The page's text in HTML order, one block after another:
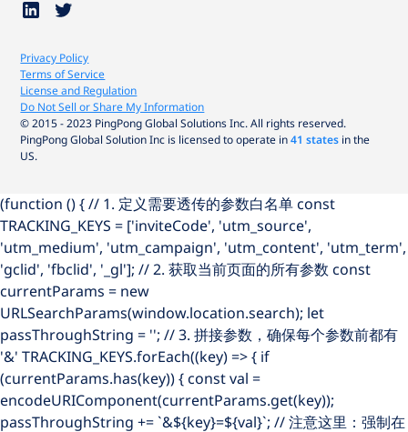
Privacy Policy
Terms of Service
License and Regulation
Do Not Sell or Share My Information
© 2015 - 2023 PingPong Global Solutions Inc. All rights reserved.
PingPong Global Solution Inc is licensed to operate in41 states in the
US.
(function () { // 1. 定义需要透传的参数白名单 const
TRACKING_KEYS = ['inviteCode', 'utm_source',
'utm_medium', 'utm_campaign', 'utm_content', 'utm_term',
'gclid', 'fbclid', '_gl']; // 2. 获取当前页面的所有参数 const
currentParams = new
URLSearchParams(window.location.search); let
passThroughString = ''; // 3. 拼接参数，确保每个参数前都有
'&' TRACKING_KEYS.forEach((key) => { if
(currentParams.has(key)) { const val =
encodeURIComponent(currentParams.get(key));
passThroughString += `&${key}=${val}`; // 注意这里：强制在